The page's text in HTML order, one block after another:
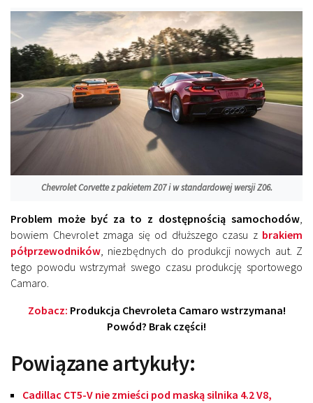
Chevrolet Corvette z pakietem Z07 i w standardowej wersji Z06.
Problem może być za to z dostępnością samochodów,
bowiem Chevrolet zmaga się od dłuższego czasu z brakiem
półprzewodników, niezbędnych do produkcji nowych aut. Z
tego powodu wstrzymał swego czasu produkcję sportowego
Camaro.
Zobacz: Produkcja Chevroleta Camaro wstrzymana!
Powód? Brak części!
Powiązane artykuły:
Cadillac CT5-V nie zmieści pod maską silnika 4.2 V8,